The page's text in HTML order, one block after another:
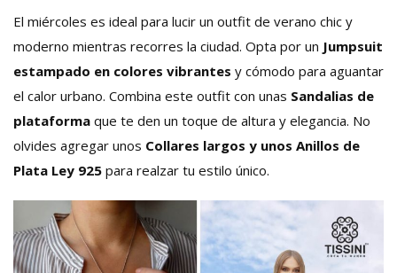
El miércoles es ideal para lucir un outfit de verano chic y
moderno mientras recorres la ciudad. Opta por un Jumpsuit
estampado en colores vibrantes y cómodo para aguantar
el calor urbano. Combina este outfit con unas Sandalias de
plataforma que te den un toque de altura y elegancia. No
olvides agregar unos Collares largos y unos Anillos de
Plata Ley 925 para realzar tu estilo único.